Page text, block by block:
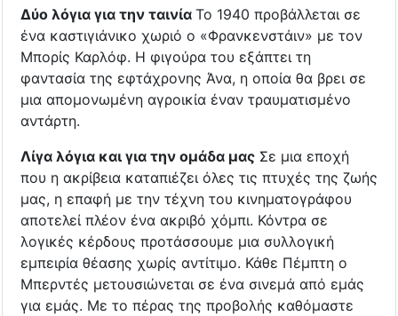
Δύο λόγια για την ταινία Το 1940 προβάλλεται σε
ένα καστιγιάνικο χωριό ο «Φρανκενστάιν» με τον
Μπορίς Καρλόφ. Η φιγούρα του εξάπτει τη
φαντασία της εφτάχρονης Άνα, η οποία θα βρει σε
μια απομονωμένη αγροικία έναν τραυματισμένο
αντάρτη.
Λίγα λόγια και για την ομάδα μας Σε μια εποχή
που η ακρίβεια καταπιέζει όλες τις πτυχές της ζωής
μας, η επαφή με την τέχνη του κινηματογράφου
αποτελεί πλέον ένα ακριβό χόμπι. Κόντρα σε
λογικές κέρδους προτάσσουμε μια συλλογική
εμπειρία θέασης χωρίς αντίτιμο. Κάθε Πέμπτη ο
Μπερντές μετουσιώνεται σε ένα σινεμά από εμάς
για εμάς. Με το πέρας της προβολής καθόμαστε